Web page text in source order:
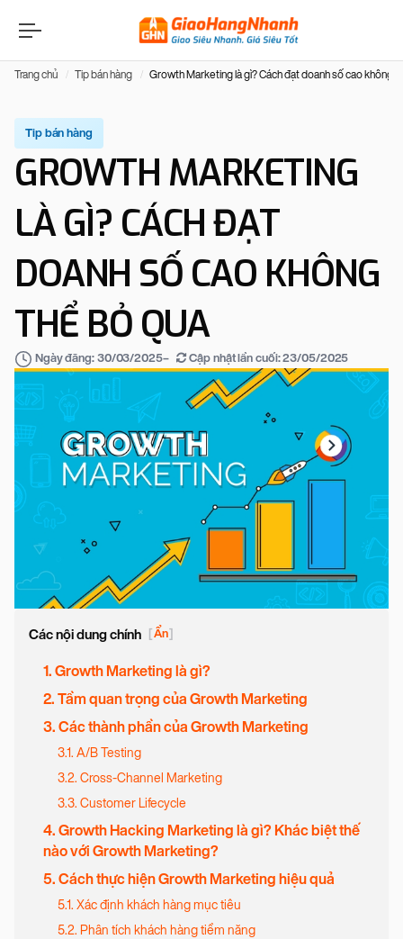
Trang chủ Tip bán hàng Growth Marketing là gì? Cách đạt doanh số cao không
Tip bán hàng
GROWTH MARKETING
LÀ GÌ? CÁCH ĐẠT
DOANH SỐ CAO KHÔNG
THỂ BỎ QUA
Ngày đăng: 30/03/2025– Cập nhật lần cuối:23/05/2025
Các nội dung chính [Ẩn]
1. Growth Marketing là gì?
2. Tầm quan trọng của Growth Marketing
3. Các thành phần của Growth Marketing
3.1. A/B Testing
3.2. Cross-Channel Marketing
3.3. Customer Lifecycle
4. Growth Hacking Marketing là gì? Khác biệt thế
nào với Growth Marketing?
5. Cách thực hiện Growth Marketing hiệu quả
5.1. Xác định khách hàng mục tiêu
5.2. Phân tích khách hàng tiềm năng